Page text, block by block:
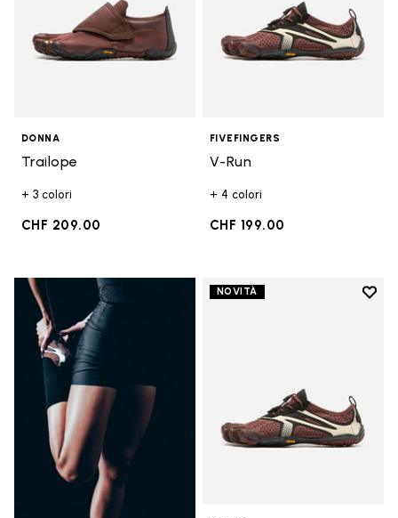
DONNA
Trailope
+ 3 colori
CHF 209.00
FIVEFINGERS
V-Run
+ 4 colori
CHF 199.00
NOVITÀ
Add